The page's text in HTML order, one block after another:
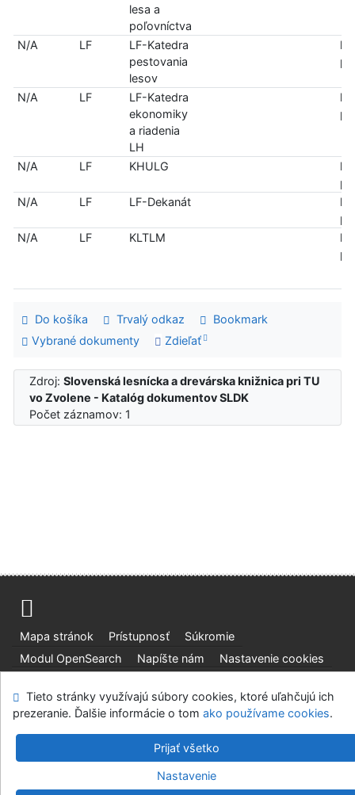
lesa a
poľovníctva
N/A LF
LF-Katedra
pestovania
lesov
len
N/A LF
LF-Katedra
ekonomiky
a riadenia
LH
len
N/A LF KHULG
len
N/A
LF LF-Dekanát
len
N/A
LF KLTLM
len
Do košíka Trvalý odkaz
Bookmark
Vybrané dokumenty
Zdieľať
Zdroj:Slovenská lesnícka a drevárska knižnica pri TU
vo Zvolene - Katalóg dokumentov SLDK
Počet záznamov: 1
Mapa stránok Prístupnosť
Súkromie
Modul OpenSearch
Napíšte nám Nastavenie cookies
Slovenská lesnícka a drevárska knižnica pri Technickej
univerzite vo Zvolene
©1993-2026IPACv.4.8.63a-Cosmotron Slovakia, s.r.o.
Tieto stránky využívajú súbory cookies, ktoré uľahčujú ich
prezeranie. Ďalšie informácie o tom ako používame cookies.
Prijať všetko
Nastavenie